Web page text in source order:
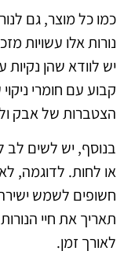
כמו כל מוצר, גם
נורות אלו עשויות
יש לוודא שהן
קבוע עם חומרי
הצטברות של אבק
בנוסף, יש לשים לב
או לחות. לדוגמה,
חשופים לשמש
תאריך את חיי
לאורך זמן.